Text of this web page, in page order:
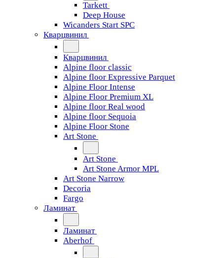
Tarkett
Deep House
Wicanders Start SPC
Кварцвинил
Кварцвинил
Alpine floor classic
Alpine floor Expressive Parquet
Alpine Floor Intense
Alpine Floor Premium XL
Alpine floor Real wood
Alpine floor Sequoia
Alpine Floor Stone
Art Stone
Art Stone
Art Stone Armor MPL
Art Stone Narrow
Decoria
Fargo
Ламинат
Ламинат
Aberhof